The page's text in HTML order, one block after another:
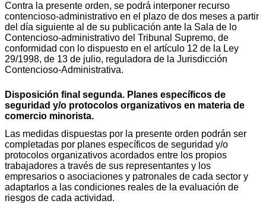
Contra la presente orden, se podrá interponer recurso
contencioso-administrativo en el plazo de dos meses a partir
del día siguiente al de su publicación ante la Sala de lo
Contencioso-administrativo del Tribunal Supremo, de
conformidad con lo dispuesto en el artículo 12 de la Ley
29/1998, de 13 de julio, reguladora de la Jurisdicción
Contencioso-Administrativa.
Disposición final segunda. Planes específicos de
seguridad y/o protocolos organizativos en materia de
comercio minorista.
Las medidas dispuestas por la presente orden podrán ser
completadas por planes específicos de seguridad y/o
protocolos organizativos acordados entre los propios
trabajadores a través de sus representantes y los
empresarios o asociaciones y patronales de cada sector y
adaptarlos a las condiciones reales de la evaluación de
riesgos de cada actividad.